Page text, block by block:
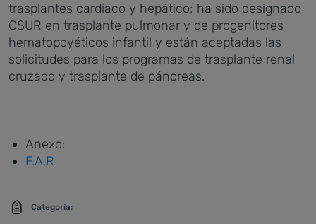
trasplantes cardiaco y hepático; ha sido designado
CSUR en trasplante pulmonar y de progenitores
hematopoyéticos infantil y están aceptadas las
solicitudes para los programas de trasplante renal
cruzado y trasplante de páncreas.
Anexo:
F.A.R
Categoría: